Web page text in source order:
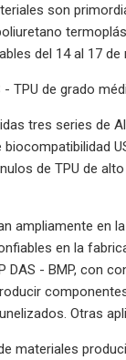
son
del 14 al 17 de
de grado
tres series de
de TPU de
ampliamente en
en la
- BMP, con
Otras
materiales